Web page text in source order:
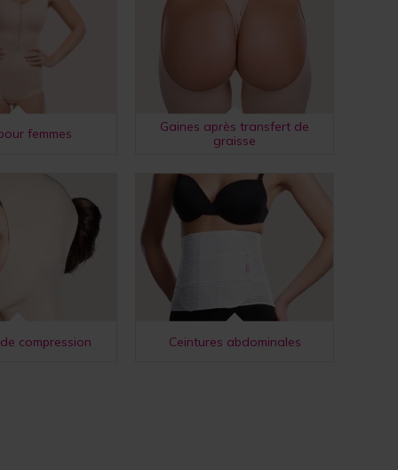
femmes
Gaines après transfert de
graisse
compression Ceintures abdominales